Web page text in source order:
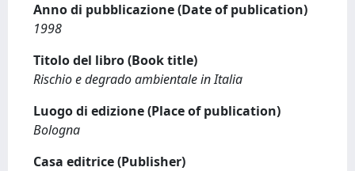
Anno di pubblicazione (Date of publication)
1998
Titolo del libro (Book title)
Rischio e degrado ambientale in Italia
Luogo di edizione (Place of publication)
Bologna
Casa editrice (Publisher)